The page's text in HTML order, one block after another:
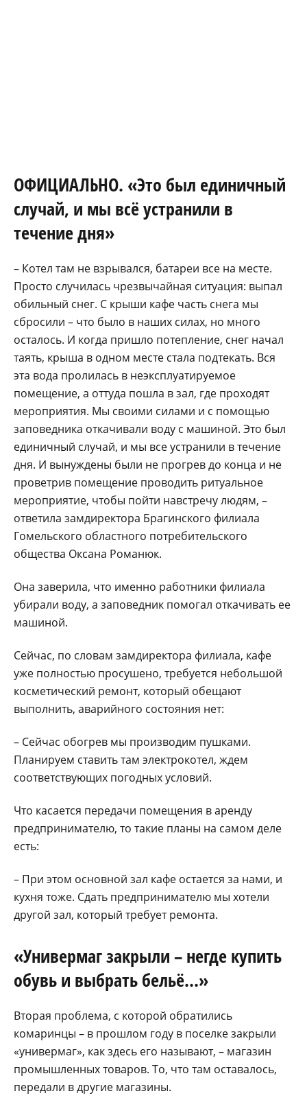
ОФИЦИАЛЬНО. «Это был единичный
случай, и мы всё устранили в
течение дня»
– Котел там не взрывался, батареи все на месте.
Просто случилась чрезвычайная ситуация: выпал
обильный снег. С крыши кафе часть снега мы
сбросили – что было в наших силах, но много
осталось. И когда пришло потепление, снег начал
таять, крыша в одном месте стала подтекать. Вся
эта вода пролилась в неэксплуатируемое
помещение, а оттуда пошла в зал, где проходят
мероприятия. Мы своими силами и с помощью
заповедника откачивали воду с машиной. Это был
единичный случай, и мы все устранили в течение
дня. И вынуждены были не прогрев до конца и не
проветрив помещение проводить ритуальное
мероприятие, чтобы пойти навстречу людям, –
ответила замдиректора Брагинского филиала
Гомельского областного потребительского
общества Оксана Романюк.
Она заверила, что именно работники филиала
убирали воду, а заповедник помогал откачивать ее
машиной.
Сейчас, по словам замдиректора филиала, кафе
уже полностью просушено, требуется небольшой
косметический ремонт, который обещают
выполнить, аварийного состояния нет:
– Сейчас обогрев мы производим пушками.
Планируем ставить там электрокотел, ждем
соответствующих погодных условий.
Что касается передачи помещения в аренду
предпринимателю, то такие планы на самом деле
есть:
– При этом основной зал кафе остается за нами, и
кухня тоже. Сдать предпринимателю мы хотели
другой зал, который требует ремонта.
«Универмаг закрыли – негде купить
обувь и выбрать бельё…»
Вторая проблема, с которой обратились
комаринцы – в прошлом году в поселке закрыли
«универмаг», как здесь его называют, – магазин
промышленных товаров. То, что там оставалось,
передали в другие магазины.